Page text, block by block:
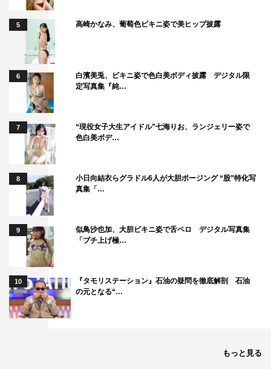
『ISU世界フィギュアスケート国別対抗戦2023』
テレビ朝日系
「男女ショート・アイスダンスリズム」
2023年4月13日（木）午後6時30分～ （※一部地域を除
「女子フリー・アイスダンスフリー・ペアショート」
2023年4月14日（金）午後8時～
2023年4月15日（土）午後6時30分～
「エキシビション」
2023年4月16日（日）午後10時～
©テレビ朝日
5 高崎かなみ、葡萄色ビキニ姿で美ヒップ披露
6
白濱美兎、ビキニ姿で色白美ボディ披露 デジタル限
定写真集『純…
7
“現役女子大生アイドル”七海りお、ランジェリー姿で
色白美ボデ…
8
小日向結衣らグラドル6人が大胆ポージング “股”特化写
真集「…
9
似鳥沙也加、大胆ビキニ姿で舌ペロ デジタル写真集
「ブチ上げ極…
10
『タモリステーション』石油の疑問を徹底解剖 石油
の元となる“…
もっと見る